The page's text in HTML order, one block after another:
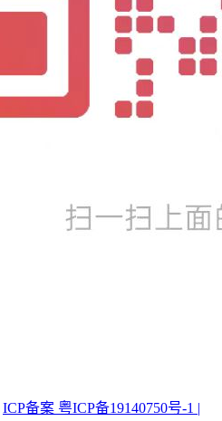
ICP备案 粤ICP备19140750号-1 |